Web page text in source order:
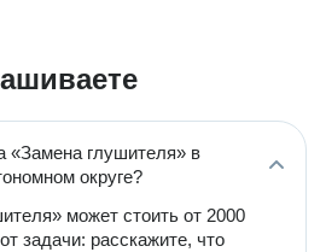
«Замена глушителя» в
округе?
может стоить от 2000
задачи: расскажите, что